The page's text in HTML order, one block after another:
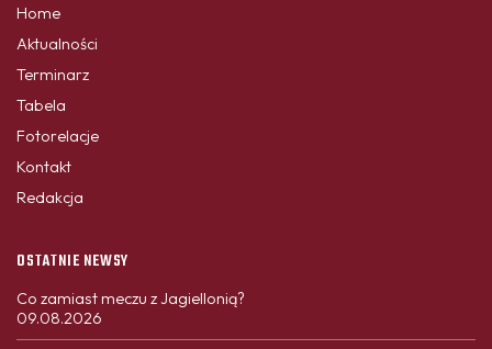
Home
Aktualności
Terminarz
Tabela
Fotorelacje
Kontakt
Redakcja
OSTATNIE NEWSY
Co zamiast meczu z Jagiellonią?
09.08.2026